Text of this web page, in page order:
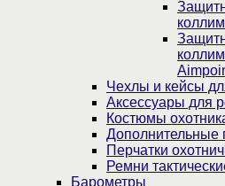
Чехлы и кейсы
Аксессуары для
Костюмы
Дополнительные
Перчатки
Ремни
Барометры